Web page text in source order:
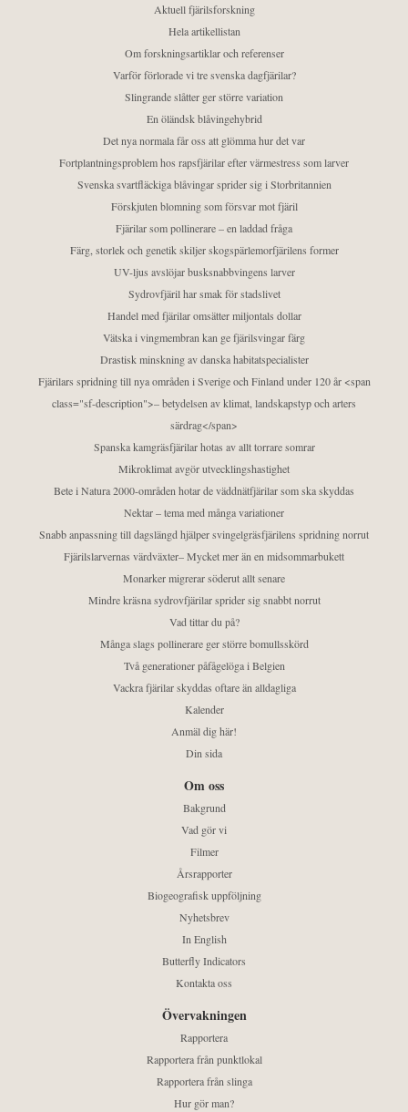
Aktuell fjärilsforskning
Hela artikellistan
Om forskningsartiklar och referenser
Varför förlorade vi tre svenska dagfjärilar?
Slingrande slåtter ger större variation
En öländsk blåvingehybrid
Det nya normala får oss att glömma hur det var
Fortplantningsproblem hos rapsfjärilar efter värmestress som larver
Svenska svartfläckiga blåvingar sprider sig i Storbritannien
Förskjuten blomning som försvar mot fjäril
Fjärilar som pollinerare – en laddad fråga
Färg, storlek och genetik skiljer skogspärlemorfjärilens former
UV-ljus avslöjar busksnabbvingens larver
Sydrovfjäril har smak för stadslivet
Handel med fjärilar omsätter miljontals dollar
Vätska i vingmembran kan ge fjärilsvingar färg
Drastisk minskning av danska habitatspecialister
Fjärilars spridning till nya områden i Sverige och Finland under 120 år <span
class="sf-description">– betydelsen av klimat, landskapstyp och arters
särdrag</span>
Spanska kamgräsfjärilar hotas av allt torrare somrar
Mikroklimat avgör utvecklingshastighet
Bete i Natura 2000-områden hotar de väddnätfjärilar som ska skyddas
Nektar – tema med många variationer
Snabb anpassning till dagslängd hjälper svingelgräsfjärilens spridning norrut
Fjärilslarvernas värdväxter– Mycket mer än en midsommarbukett
Monarker migrerar söderut allt senare
Mindre kräsna sydrovfjärilar sprider sig snabbt norrut
Vad tittar du på?
Många slags pollinerare ger större bomullsskörd
Två generationer påfågelöga i Belgien
Vackra fjärilar skyddas oftare än alldagliga
Kalender
Anmäl dig här!
Din sida
Om oss
Bakgrund
Vad gör vi
Filmer
Årsrapporter
Biogeografisk uppföljning
Nyhetsbrev
In English
Butterfly Indicators
Kontakta oss
Övervakningen
Rapportera
Rapportera från punktlokal
Rapportera från slinga
Hur gör man?